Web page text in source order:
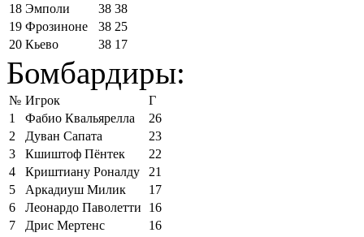
18 Эмполи 38 38
19 Фрозиноне 38 25
20 Кьево 38 17
Бомбардиры:
№ Игрок
Г
1
Фабио Квальярелла
26
2
Дуван Сапата
23
3
Кшиштоф Пёнтек
22
4
Криштиану Роналду
21
5
Аркадиуш Милик
17
6
Леонардо Паволетти
16
7
Дрис Мертенс
16